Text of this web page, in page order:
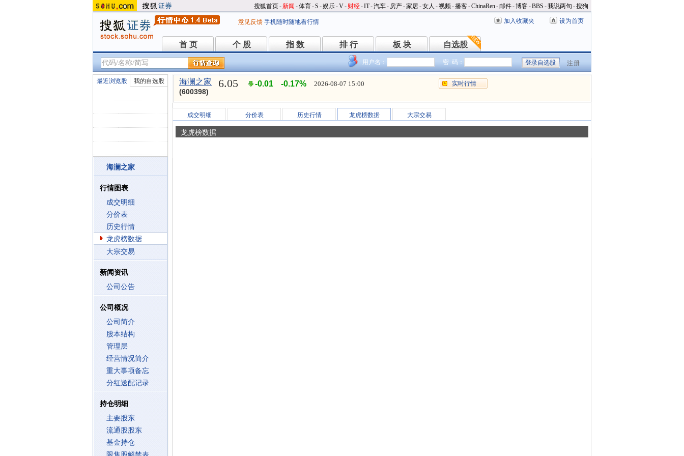
搜狐首页-新闻 -体育-S -娱乐-V- 财经-IT-汽车- 房产-家居-女人 -视频-播客-ChinaRen-邮件-博客-BBS -我说两句 -搜狗
意见反馈 手机随时随地看行情 加入收藏夹 设为首页
首 页
首 页 个 股
个 股 指 数
指 数 排 行
排 行 板 块
板 块 自选股
自选股
用户名： 密 码： 注册
最近浏览股 我的自选股
海澜之家
行情图表
成交明细
分价表
历史行情
龙虎榜数据
大宗交易
新闻资讯
公司公告
公司概况
公司简介
股本结构
管理层
经营情况简介
重大事项备忘
分红送配记录
持仓明细
主要股东
流通股股东
基金持仓
海澜之家
(600398)
6.05 -0.01 -0.17% 2026-08-07 15:00 实时行情
成交明细 分价表 历史行情 龙虎榜数据 大宗交易
龙虎榜数据